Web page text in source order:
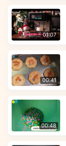
01:07
00:41
00:48